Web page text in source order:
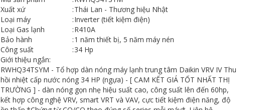
Xuất xứ
:Thái Lan - Thương hiệu Nhật
Loại máy
:Inverter (tiết kiệm điện)
Loại Gas lạnh
:R410A
Bảo hành
:1 năm thiết bị, 5 năm máy nén
Công suất
:34 Hp
Giới thiệu ngắn:
RWHQ34TSYM - Tổ hợp dàn nóng máy lạnh trung tâm Daikin VRV IV Thu
hồi nhiệt cấp nước nóng 34 HP (ngựa) - [ CAM KẾT GIÁ TỐT NHẤT THỊ
TRƯỜNG ] - dàn nóng gọn nhẹ hiệu suất cao, công suất lên đến 60hp,
kết hợp công nghệ VRV, smart VRT và VAV, cực tiết kiệm điện năng, độ